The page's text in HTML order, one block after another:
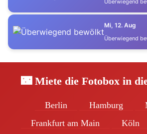
Überwiegend
Mi, 12. Aug
Überwiegend
🌃 Miete die Fotobox in
Berlin Hamburg
Frankfurt am Main
Köln